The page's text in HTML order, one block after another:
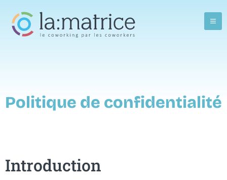
Politique de confidentialité
Introduction